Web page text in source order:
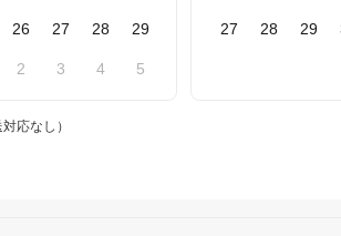
26 27 28 29
2 3 4 5
27 28 29
応なし）